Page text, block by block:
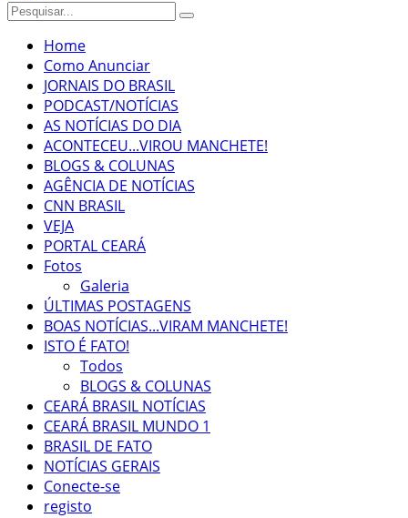
Home
Como Anunciar
JORNAIS DO BRASIL
PODCAST/NOTÍCIAS
AS NOTÍCIAS DO DIA
ACONTECEU...VIROU MANCHETE!
BLOGS & COLUNAS
AGÊNCIA DE NOTÍCIAS
CNN BRASIL
VEJA
PORTAL CEARÁ
Fotos
Galeria
ÚLTIMAS POSTAGENS
BOAS NOTÍCIAS...VIRAM MANCHETE!
ISTO É FATO!
Todos
BLOGS & COLUNAS
CEARÁ BRASIL NOTÍCIAS
CEARÁ BRASIL MUNDO 1
BRASIL DE FATO
NOTÍCIAS GERAIS
Conecte-se
registo